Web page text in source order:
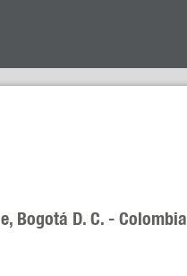
Bogotá D. C. - Colombia